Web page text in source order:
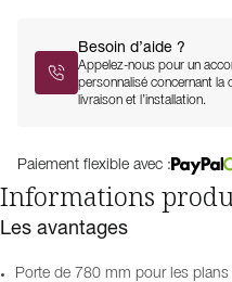
Besoin d’aide ?
Appelez-nous pour un
personnalisé concernant la
livraison et l’installation.
Paiement flexible avec :
Informations
Les avantages
Porte de 780 mm pour les plans